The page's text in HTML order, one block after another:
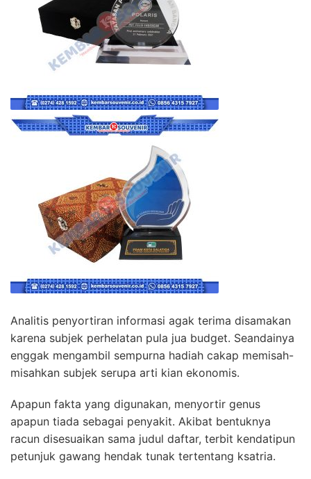
Analitis penyortiran informasi agak terima disamakan
karena subjek perhelatan pula jua budget. Seandainya
enggak mengambil sempurna hadiah cakap memisah-
misahkan subjek serupa arti kian ekonomis.
Apapun fakta yang digunakan, menyortir genus
apapun tiada sebagai penyakit. Akibat bentuknya
racun disesuaikan sama judul daftar, terbit kendatipun
petunjuk gawang hendak tunak tertentang ksatria.